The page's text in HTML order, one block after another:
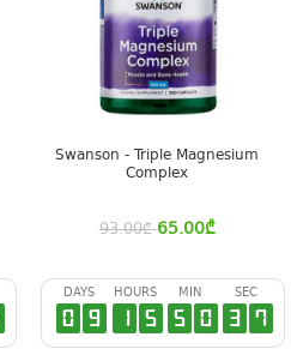
Swanson - Triple Magnesium
Complex
93.00₾ 65.00₾
DAYS
0 9
HOURS
1 5
MIN
5 0
SEC
3 6